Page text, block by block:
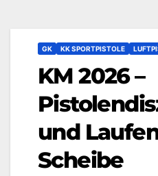
GK KK SPORTPISTOLE
KM 2026 –
und
Scheibe